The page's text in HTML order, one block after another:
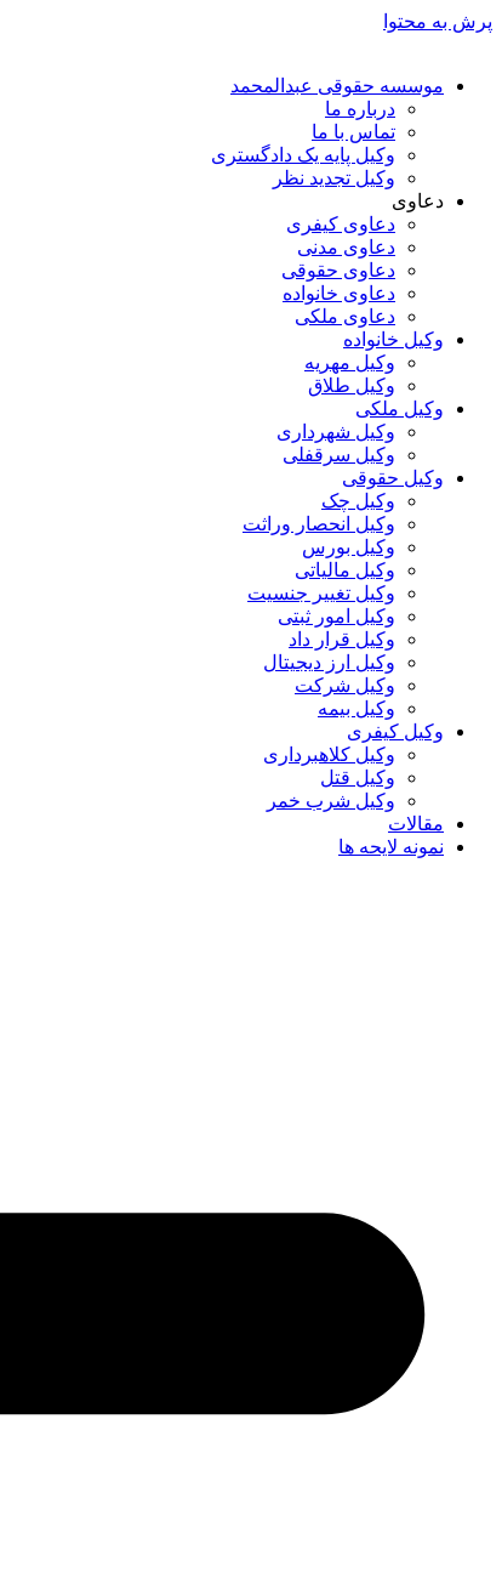
پرش به محتوا
موسسه حقوقی عبدالمحمد
درباره ما
تماس با ما
وکیل پایه یک دادگستری
وکیل تجدید نظر
دعاوی
دعاوی کیفری
دعاوی مدنی
دعاوی حقوقی
دعاوی خانواده
دعاوی ملکی
وکیل خانواده
وکیل مهریه
وکیل طلاق
وکیل ملکی
وکیل شهرداری
وکیل سرقفلی
وکیل حقوقی
وکیل چک
وکیل انحصار وراثت
وکیل بورس
وکیل مالیاتی
وکیل تغییر جنسیت
وکیل امور ثبتی
وکیل قرار داد
وکیل ارز دیجیتال
وکیل شرکت
وکیل بیمه
وکیل کیفری
وکیل کلاهبرداری
وکیل قتل
وکیل شرب خمر
مقالات
نمونه لایحه ها